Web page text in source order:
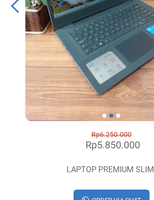
Rp6.250.000
Rp5.850.000
LAPTOP PREMIUM SLIM